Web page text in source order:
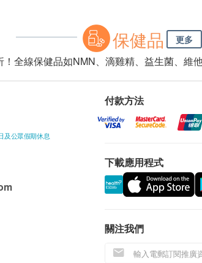
保健品 更多
全線保健品如NMN、滴雞精、益生菌、維
及公眾假期休息
付款方法
下載應用程式
關注我們